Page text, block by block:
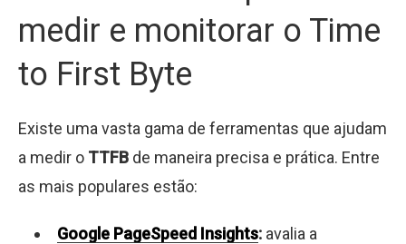
medir e monitorar o Time
to First Byte
Existe uma vasta gama de ferramentas que ajudam
a medir o TTFB de maneira precisa e prática. Entre
as mais populares estão:
Google PageSpeed Insights: avalia a